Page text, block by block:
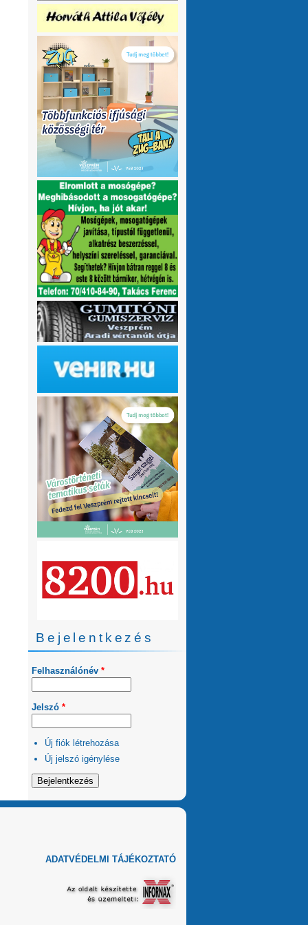
olvasnám.Üdv
10 hónap 6 nap
VMeteo-Zooltán:Remek asszisztens
Köszi az infót. Lehet mit böngészni.
1 év 2 hónap
P.Csaba:Űjra elérhetőek a honlapomon
a klíma adatok (2007-től, havi
részletességgel, napi bontásban):
https://tinyurl.com/24vslpzg A ChatGPT 3
perc alatt megtalálta a hibát a PHP-ben,
ami nekem hónapok óta nem sikerült...
1 év 2 hónap
VMeteo-Zooltán:Nézd már, van itt egy
üzenőfal
1 év 2 hónap
P.Csaba: 1 év 4 hónap
VMeteo-Zooltán:Hopp, meggyógyult
1 év 4 hónap
VMeteo-Zooltán:Kivételesen nem
Valami frissítés rosszul sikerült :/
1 év 4
hónap
Bejelentkezés
Felhasználónév *
Jelszó *
Új fiók létrehozása
Új jelszó igénylése
ADATVÉDELMI TÁJÉKOZTATÓ